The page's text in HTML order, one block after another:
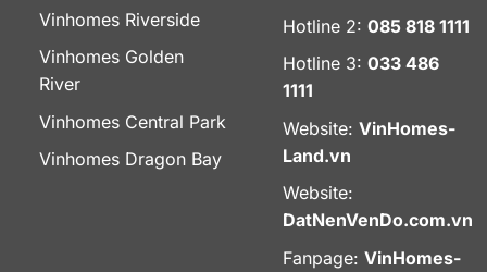
Vinhomes Riverside
Vinhomes Golden
River
Vinhomes Central Park
Vinhomes Dragon Bay
Hotline 2: 085 818 1111
Hotline 3: 033 486
1111
Website: VinHomes-
Land.vn
Website:
DatNenVenDo.com.vn
Fanpage: VinHomes-